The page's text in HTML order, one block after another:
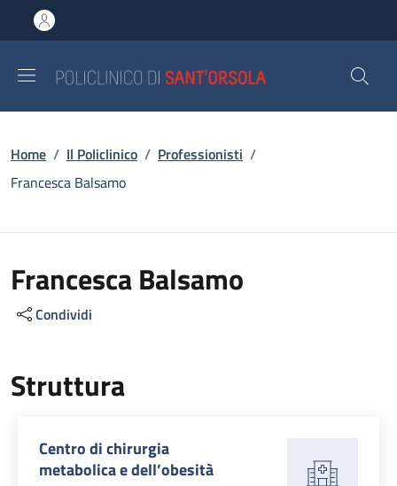
al contenuto principale
to footer content
Briciole di pane
Home / Il Policlinico / Professionisti /
Francesca Balsamo
Francesca Balsamo
Condividi
Struttura
Centro di chirurgia
metabolica e dell’obesità